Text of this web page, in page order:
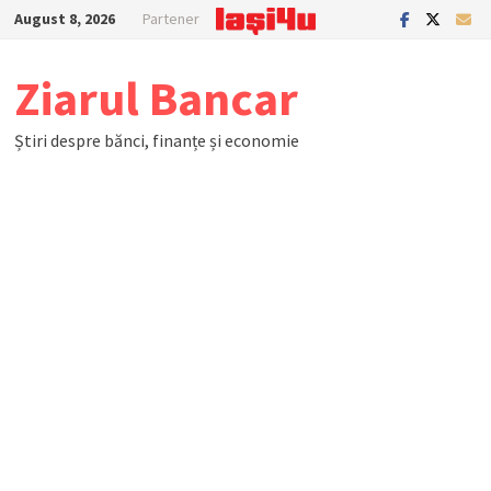
SkipAugust 8, 2026 Partener
Ziarul Bancar
Știri despre bănci, finanțe și economie